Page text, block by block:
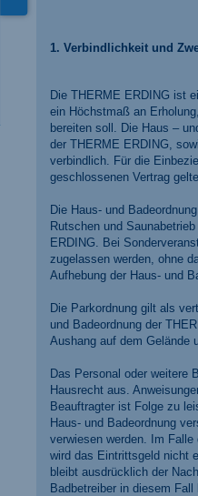
1. Verbindlichkeit und
Die THERME ERDING ist
ein Höchstmaß an
bereiten soll. Die Haus –
der THERME ERDING,
verbindlich. Für die
geschlossenen Vertrag
Die Haus- und
Rutschen und
ERDING. Bei
zugelassen werden, ohne
Aufhebung der Haus- und
Die Parkordnung gilt als
und Badeordnung der
Aushang auf dem Gelände
Das Personal oder weitere
Hausrecht aus.
Beauftragter ist Folge zu
Haus- und Badeordnung
verwiesen werden. Im
wird das Eintrittsgeld nicht
bleibt ausdrücklich der
Badbetreiber in diesem